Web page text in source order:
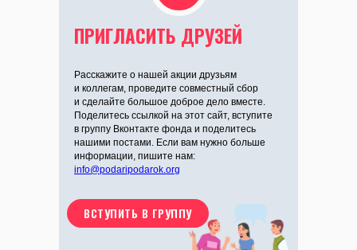
ПРИГЛАСИТЬ ДРУЗЕЙ
Расскажите о нашей акции друзьям
и коллегам, проведите совместный сбор
и сделайте большое доброе дело вместе.
Поделитесь ссылкой на этот сайт, вступите
в группу Вконтакте фонда и поделитесь
нашими постами. Если вам нужно больше
информации, пишите нам:
info@podaripodarok.org
ВСТУПИТЬ В ГРУППУ